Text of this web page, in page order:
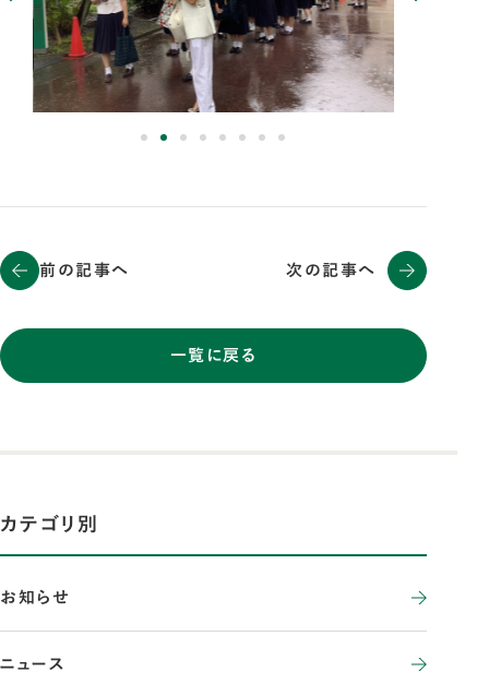
前の記事へ
一覧に戻る
次の記事へ
カテゴリ別
お知らせ
ニュース